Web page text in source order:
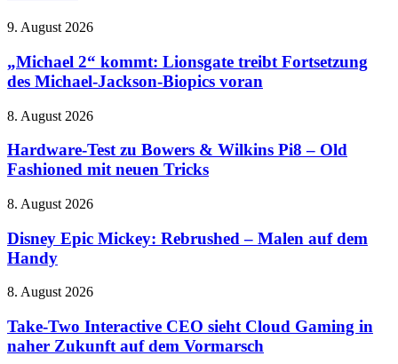
verstümmelt
und
Banjo-
sind
wieder
da
„Michael
kommt:
Lionsgate
treibt
des
Jackson-
Biopics
9. August 2026
„Michael 2“ kommt: Lionsgate treibt Fortsetzung
des Michael-Jackson-Biopics voran
Hardware-
zu
Bowers
&
Pi8
Old
Fashioned
neuen
8. August 2026
Hardware-Test zu Bowers & Wilkins Pi8 – Old
Fashioned mit neuen Tricks
Disney
Mickey:
Rebrushed
–
auf
Handy
8. August 2026
Disney Epic Mickey: Rebrushed – Malen auf dem
Handy
Take-
Interactive
CEO
sieht
8. August 2026
Take-Two Interactive CEO sieht Cloud Gaming in
naher Zukunft auf dem Vormarsch